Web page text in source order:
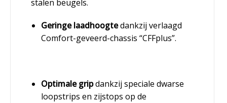
stalen beugels.
Geringe laadhoogtedankzij verlaagd
Comfort-geveerd-chassis “CFFplus”.
Optimale gripdankzij speciale dwarse
loopstrips en zijstops op de